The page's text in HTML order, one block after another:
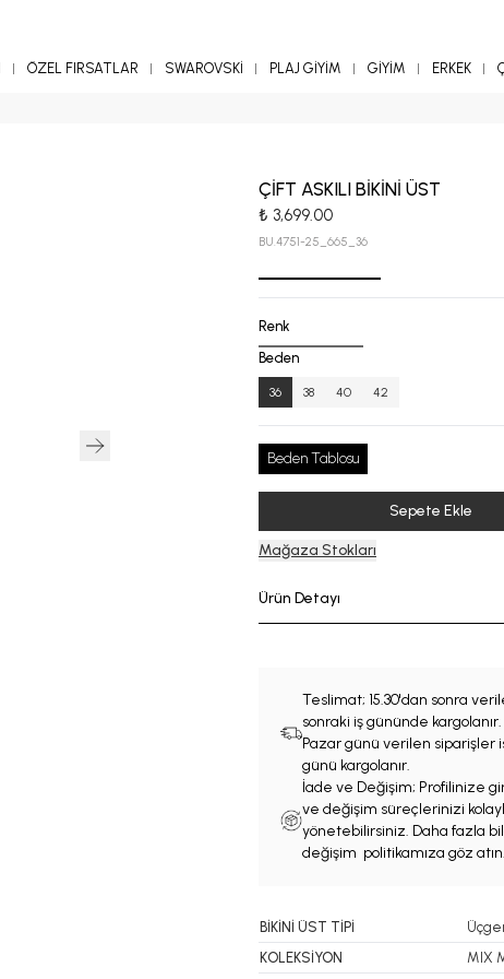
ÖZEL FIRSATLAR SWAROVSKİ PLAJ GİYİM GİYİM ERKEK
ÇİFT ASKILI BİKİNİ ÜST
₺ 3,699.00
BU.4751-25_665_36
Renk
Beden
36 38 40 42
Beden Tablosu
Sepete Ekle
Mağaza Stokları
Ürün Detayı
Teslimat; 15.30'dan sonra
sonraki iş gününde
Pazar günü verilen siparişler
günü kargolanır.
İade ve Değişim; Profilinize
ve değişim süreçlerinizi
yönetebilirsiniz. Daha fazla
değişim politikamıza göz atın.
BİKİNİ ÜST TİPİ
KOLEKSİYON
MIX